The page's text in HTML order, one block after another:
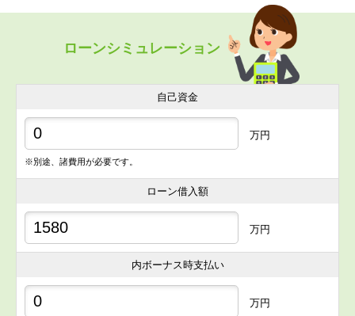
ローンシミュレーション
自己資金
万円
※別途、諸費用が必要です。
ローン借入額
万円
内ボーナス時支払い
万円